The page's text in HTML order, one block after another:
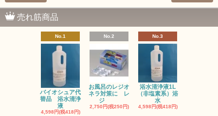
売れ筋商品
No.1
バイオシュア代
替品 浴水清浄
液
4,598円(税418円)
No.2
お風呂のレジオ
ネラ対策に レ
ジ
2,750円(税250円)
No.3
浴水清浄液1L
（非塩素系）浴
水
4,598円(税418円)